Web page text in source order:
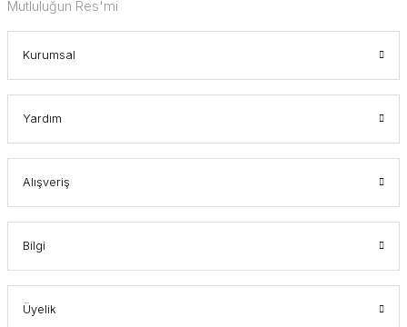
Mutluluğun Res'mi
Kurumsal
Yardım
Alışveriş
Bilgi
Üyelik